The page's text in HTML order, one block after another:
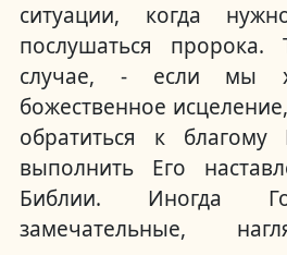
ситуации, когда
послушаться пророка.
случае, - если мы
божественное
обратиться к благому
выполнить Его
Библии. Иногда
замечательные,